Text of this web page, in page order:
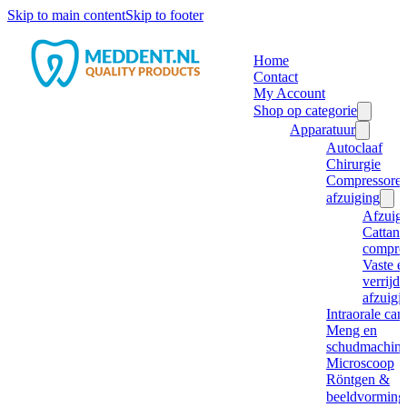
Skip to main contentSkip to footer
Home
Contact
My Account
Shop op categorie
Apparatuur
Autoclaaf
Chirurgie
afzuiging
Cattani
Vaste
Intraorale
Meng en
Microscoop
Röntgen &
beeldvorming